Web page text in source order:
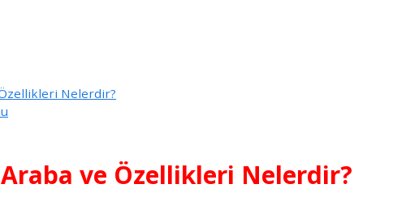
Nelerdir?
ve Özellikleri Nelerdir?